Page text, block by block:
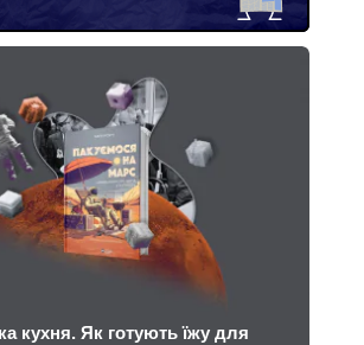
кухня. Як готують їжу для